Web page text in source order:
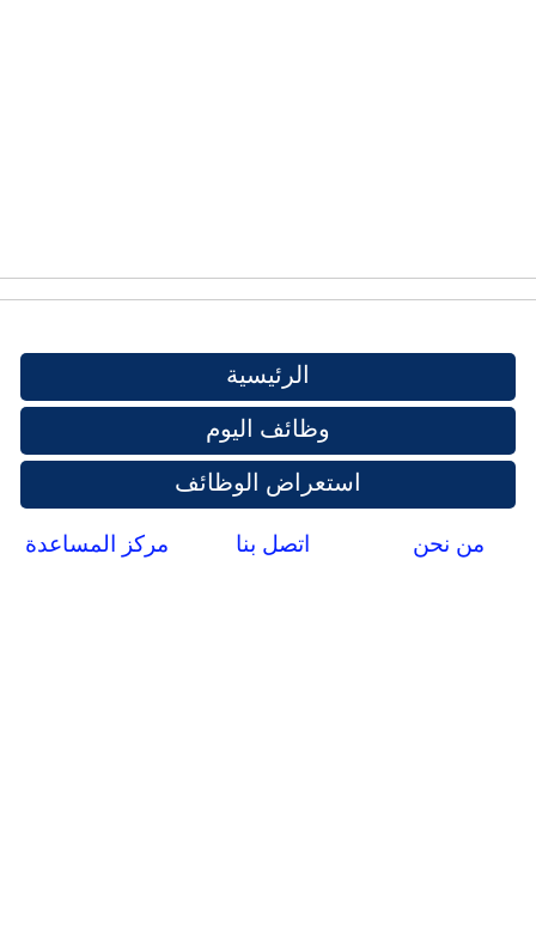
الرئيسية
وظائف اليوم
استعراض الوظائف
من نحن اتصل بنا مركز المساعدة